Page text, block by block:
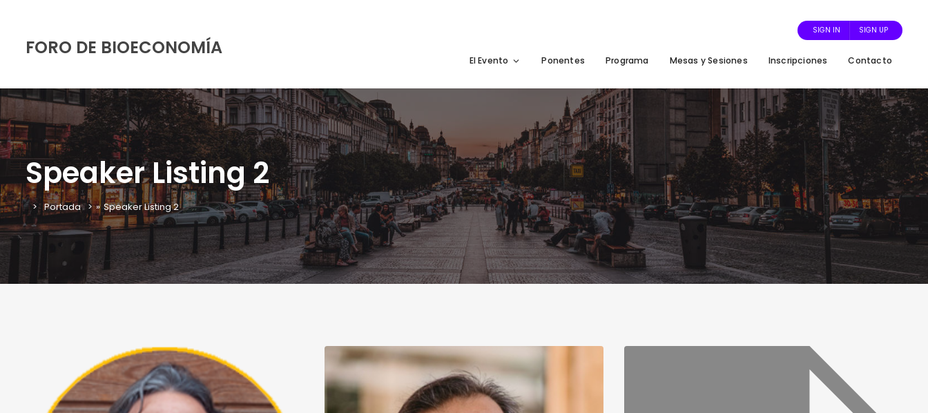
FORO DE BIOECONOMÍA
SIGN IN SIGN UP
El Evento Ponentes Programa Mesas y Sesiones Inscripciones Contacto
Speaker Listing 2
Portada » Speaker Listing 2